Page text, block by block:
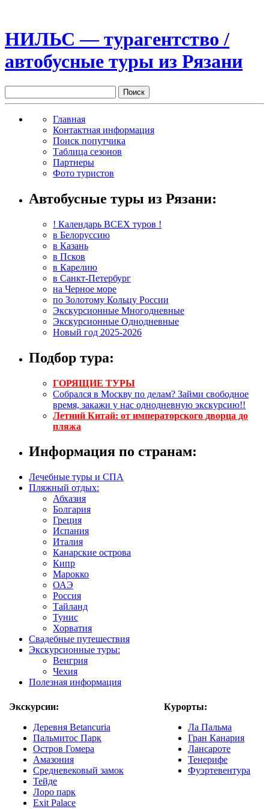
НИЛЬС — турагентство /
автобусные туры из Рязани
Главная
Контактная информация
Поиск попутчика
Таблица сезонов
Партнеры
Фото туристов
Автобусные туры из Рязани:
! Календарь ВСЕХ туров !
в Белоруссию
в Казань
в Псков
в Карелию
в Санкт-Петербург
на Черное море
по Золотому Кольцу России
Экскурсионные Многодневные
Экскурсионные Однодневные
Новый год 2025-2026
Подбор тура:
ГОРЯЩИЕ ТУРЫ
Собрался в Москву по делам? Займи свободное
время, закажи у нас однодневную экскурсию!!
Летний Китай: от императорского дворца до
пляжа
Информация по странам:
Лечебные туры и СПА
Пляжный отдых:
Абхазия
Болгария
Греция
Испания
Италия
Канарские острова
Кипр
Марокко
ОАЭ
Россия
Тайланд
Тунис
Хорватия
Свадебные путешествия
Экскурсионные туры:
Венгрия
Чехия
Полезная информация
Экскурсии:
Деревня Betancuria
Пальмитос Парк
Остров Гомера
Амазония
Средневековый замок
Тейде
Лоро парк
Exit Palace
Курорты:
Ла Пальма
Гран Канария
Лансароте
Тенерифе
Фуэртевентура